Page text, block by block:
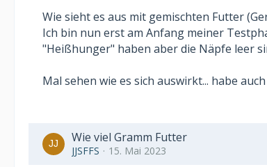
Wie sieht es aus mit gemischten Futter
Ich bin nun erst am Anfang meiner
"Heißhunger" haben aber die Näpfe leer
Mal sehen wie es sich auswirkt... habe
Wie viel Gramm Futter
JJSFFS 15. Mai 2023